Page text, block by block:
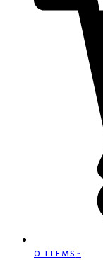
0 items -